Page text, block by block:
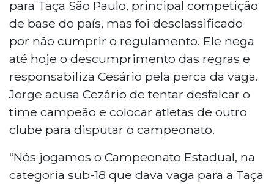
para Taça São Paulo, principal competição
de base do país, mas foi desclassificado
por não cumprir o regulamento. Ele nega
até hoje o descumprimento das regras e
responsabiliza Cesário pela perca da vaga.
Jorge acusa Cezário de tentar desfalcar o
time campeão e colocar atletas de outro
clube para disputar o campeonato.
“Nós jogamos o Campeonato Estadual, na
categoria sub-18 que dava vaga para a Taça